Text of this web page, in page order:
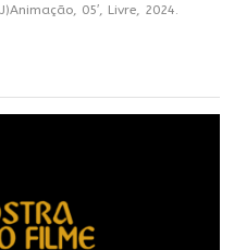
05′, Livre, 2024.